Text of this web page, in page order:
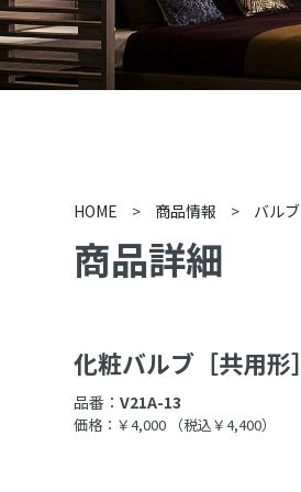
HOME > 商品情報 > バルブ
商品詳細
化粧バルブ［共用形］
品番：V21A-13
価格：￥4,000 （税込￥4,400）